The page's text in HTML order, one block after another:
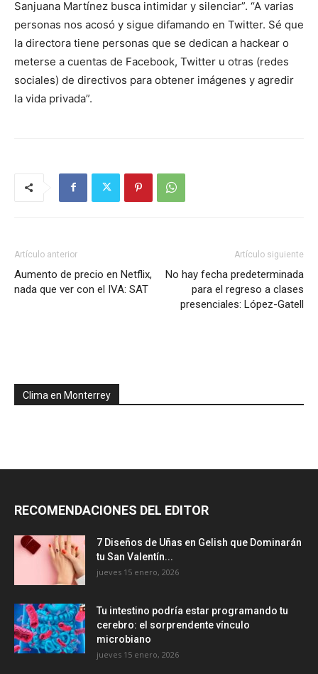
Sanjuana Martínez busca intimidar y silenciar”. “A varias
personas nos acosó y sigue difamando en Twitter. Sé que
la directora tiene personas que se dedican a hackear o
meterse a cuentas de Facebook, Twitter u otras (redes
sociales) de directivos para obtener imágenes y agredir
la vida privada”.
Artículo anterior
Aumento de precio en Netflix,
nada que ver con el IVA: SAT
Artículo siguiente
No hay fecha predeterminada
para el regreso a clases
presenciales: López-Gatell
Clima en Monterrey
RECOMENDACIONES DEL EDITOR
7 Diseños de Uñas en Gelish que Dominarán
tu San Valentín...
jueves 15 enero, 2026
Tu intestino podría estar programando tu
cerebro: el sorprendente vínculo
microbiano
jueves 15 enero, 2026